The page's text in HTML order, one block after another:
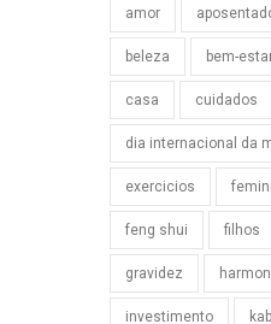
amor
beleza bem-
casa cuidados
dia internacional da
exercicios
feng shui filhos
gravidez
investimento